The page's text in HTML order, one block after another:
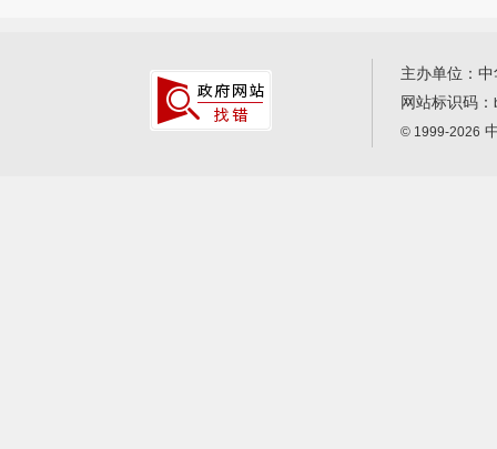
主办单位：
网站标识码：
© 1999-2026